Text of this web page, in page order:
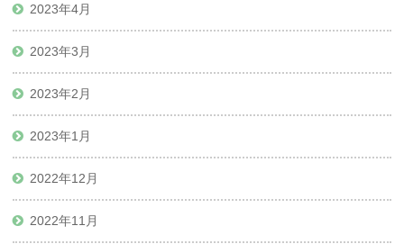
2023年4月
2023年3月
2023年2月
2023年1月
2022年12月
2022年11月